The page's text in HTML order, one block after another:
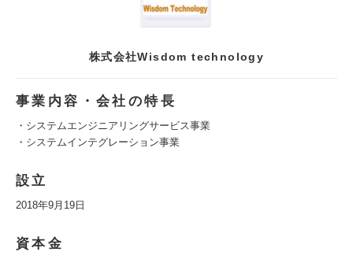
株式会社Wisdom technology
事業内容・会社の特長
・システムエンジニアリングサービス事業
・システムインテグレーション事業
設立
2018年9月19日
資本金